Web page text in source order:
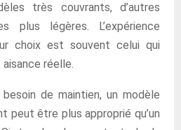
très couvrants, d’autres
plus légères. L’expérience
choix est souvent celui qui
réelle.
de maintien, un modèle
peut être plus approprié qu’un